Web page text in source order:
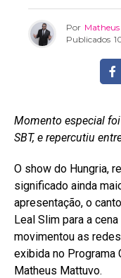
Por
Publicados
Momento especial
SBT, e repercutiu
O show do Hungria,
significado ainda
apresentação, o
Leal Slim para a
movimentou as
exibida no Programa
Matheus Mattuvo.